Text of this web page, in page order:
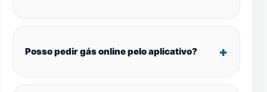
Posso pedir gás online pelo aplicativo?